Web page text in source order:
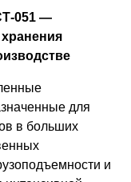
051 —
для
в больших
и